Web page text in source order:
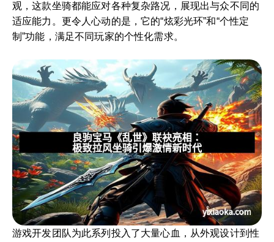
观，这款坐骑都能应对各种复杂路况，展现出与众不同的
适应能力。更令人心动的是，它的“炫彩光环”和“个性定
制”功能，满足不同玩家的个性化需求。
游戏开发团队为此系列投入了大量心血，从外观设计到性